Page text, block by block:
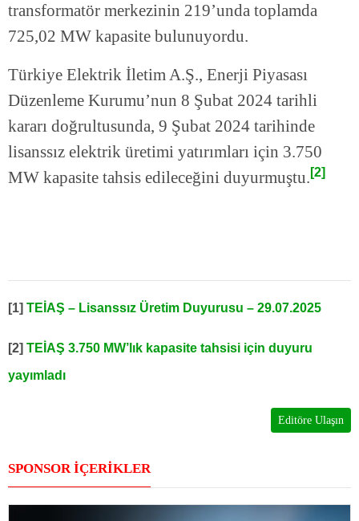
transformatör merkezinin 219’unda toplamda
725,02 MW kapasite bulunuyordu.
Türkiye Elektrik İletim A.Ş., Enerji Piyasası
Düzenleme Kurumu’nun 8 Şubat 2024 tarihli
kararı doğrultusunda, 9 Şubat 2024 tarihinde
lisanssız elektrik üretimi yatırımları için 3.750
MW kapasite tahsis edileceğini duyurmuştu. [2]
[1] TEİAŞ – Lisanssız Üretim Duyurusu – 29.07.2025
[2] TEİAŞ 3.750 MW’lık kapasite tahsisi için duyuru
yayımladı
Editöre Ulaşın
SPONSOR İÇERİKLER